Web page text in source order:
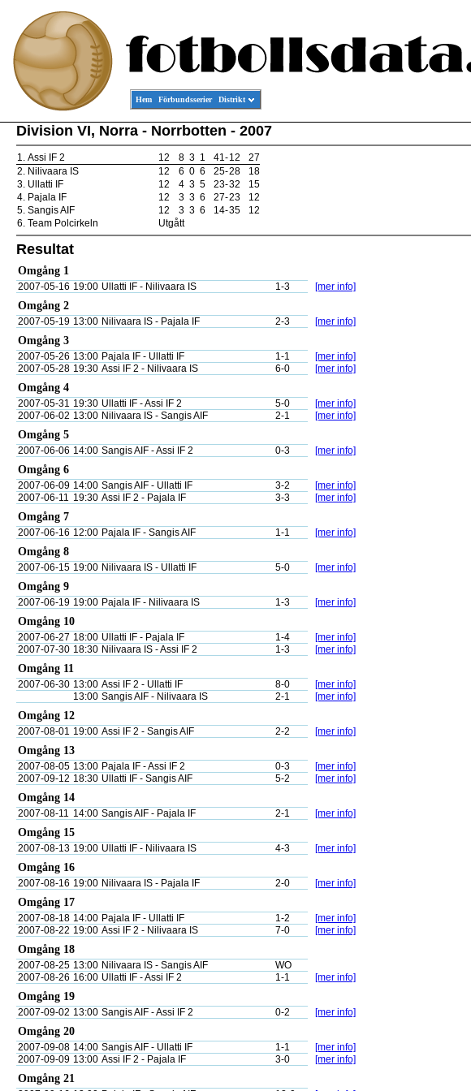
Hem Förbundsserier Distrikt
Division VI, Norra - Norrbotten - 2007
1. Assi IF 2 12 8 3 1 41-12
27
2. Nilivaara IS 12 6 0 6 25-28
18
3. Ullatti IF 12 4 3 5 23-32
15
4. Pajala IF 12 3 3 6 27-23
12
5. Sangis AIF 12 3 3 6 14-35
12
6. Team Polcirkeln Utgått
Resultat
Omgång 1
2007-05-16 19:00 Ullatti IF - Nilivaara IS 1-3 [mer info]
Omgång 2
2007-05-19 13:00 Nilivaara IS - Pajala IF 2-3 [mer info]
Omgång 3
2007-05-26 13:00 Pajala IF - Ullatti IF 1-1
[mer info]
2007-05-28 19:30 Assi IF 2 - Nilivaara IS 6-0 [mer info]
Omgång 4
2007-05-31 19:30 Ullatti IF - Assi IF 2 5-0
[mer info]
2007-06-02 13:00 Nilivaara IS - Sangis AIF 2-1 [mer info]
Omgång 5
2007-06-06 14:00 Sangis AIF - Assi IF 2 0-3 [mer info]
Omgång 6
2007-06-09 14:00 Sangis AIF - Ullatti IF 3-2
[mer info]
2007-06-11 19:30 Assi IF 2 - Pajala IF 3-3 [mer info]
Omgång 7
2007-06-16 12:00 Pajala IF - Sangis AIF 1-1 [mer info]
Omgång 8
2007-06-15 19:00 Nilivaara IS - Ullatti IF 5-0 [mer info]
Omgång 9
2007-06-19 19:00 Pajala IF - Nilivaara IS 1-3 [mer info]
Omgång 10
2007-06-27 18:00 Ullatti IF - Pajala IF 1-4
[mer info]
2007-07-30 18:30 Nilivaara IS - Assi IF 2 1-3 [mer info]
Omgång 11
2007-06-30 13:00 Assi IF 2 - Ullatti IF 8-0
[mer info]
13:00 Sangis AIF - Nilivaara IS 2-1 [mer info]
Omgång 12
2007-08-01 19:00 Assi IF 2 - Sangis AIF 2-2 [mer info]
Omgång 13
2007-08-05 13:00 Pajala IF - Assi IF 2 0-3
[mer info]
2007-09-12 18:30 Ullatti IF - Sangis AIF 5-2 [mer info]
Omgång 14
2007-08-11 14:00 Sangis AIF - Pajala IF 2-1 [mer info]
Omgång 15
2007-08-13 19:00 Ullatti IF - Nilivaara IS 4-3 [mer info]
Omgång 16
2007-08-16 19:00 Nilivaara IS - Pajala IF 2-0 [mer info]
Omgång 17
2007-08-18 14:00 Pajala IF - Ullatti IF 1-2
[mer info]
2007-08-22 19:00 Assi IF 2 - Nilivaara IS 7-0 [mer info]
Omgång 18
2007-08-25 13:00 Nilivaara IS - Sangis AIF
WO
2007-08-26 16:00 Ullatti IF - Assi IF 2 1-1 [mer info]
Omgång 19
2007-09-02 13:00 Sangis AIF - Assi IF 2 0-2 [mer info]
Omgång 20
2007-09-08 14:00 Sangis AIF - Ullatti IF 1-1
[mer info]
2007-09-09 13:00 Assi IF 2 - Pajala IF 3-0 [mer info]
Omgång 21